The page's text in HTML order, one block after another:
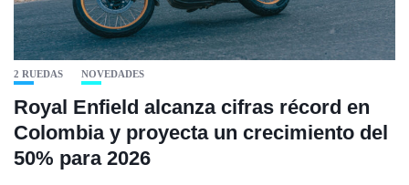
2 RUEDAS NOVEDADES
Royal Enfield alcanza cifras récord en
Colombia y proyecta un crecimiento del
50% para 2026